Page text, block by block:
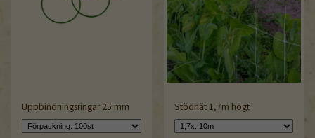
Uppbindningsringar 25 mm Stödnät 1,7m högt